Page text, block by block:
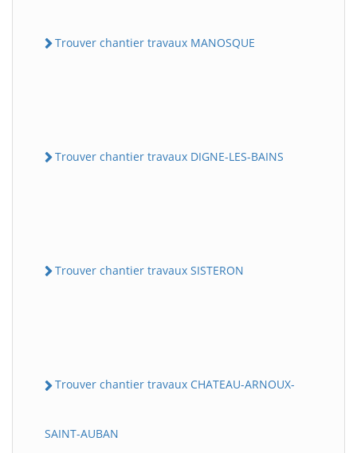
Trouver chantier travaux MANOSQUE
Trouver chantier travaux DIGNE-LES-BAINS
Trouver chantier travaux SISTERON
Trouver chantier travaux CHATEAU-ARNOUX-
SAINT-AUBAN